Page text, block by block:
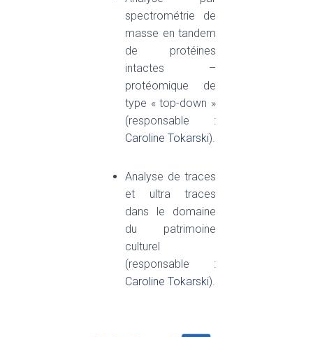
spectrométrie de
masse en tandem
de protéines
intactes –
protéomique de
type « top-down »
(responsable :
Caroline Tokarski).
Analyse de traces
et ultra traces
dans le domaine
du patrimoine
culturel
(responsable :
Caroline Tokarski).